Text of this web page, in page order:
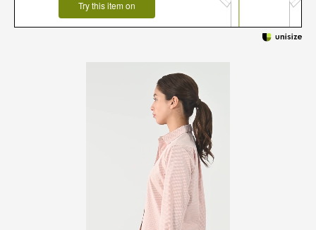
Try this item on